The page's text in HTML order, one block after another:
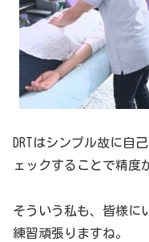
DRTはシンプル故に自
ェックすることで精度
そういう私も、皆様に
練習頑張りますね。